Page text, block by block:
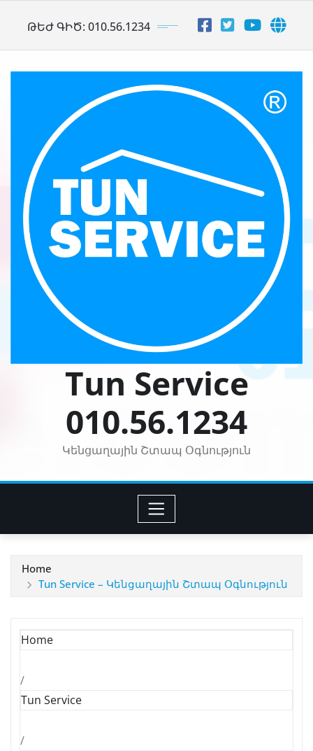
content
ԹԵԺ ԳԻԾ: 010.56.1234
Tun Service
010.56.1234
Կենցաղային Շտապ Օգնություն
Home
Tun Service – Կենցաղային Շտապ Օգնություն
Home
/
Tun Service
/